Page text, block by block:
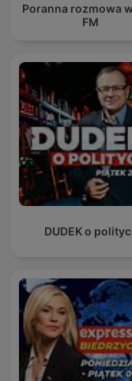
Poranna rozmowa
FM
DUDEK o